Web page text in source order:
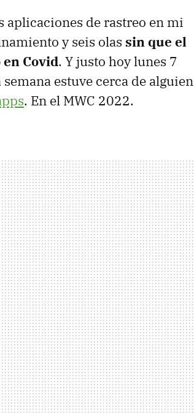
de rastreo en mi
y seis olas sin que el
Covid. Y justo hoy lunes 7
estuve cerca de alguien
. En el MWC 2022.